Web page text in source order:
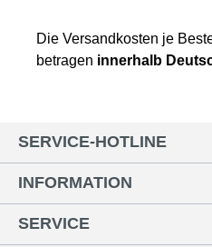
Die Versandkosten je
betragen innerhalb
SERVICE-HOTLINE
INFORMATION
SERVICE